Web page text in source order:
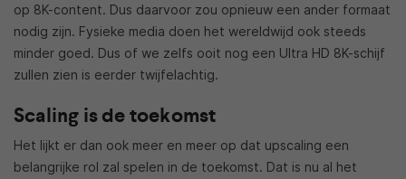
op 8K-content. Dus daarvoor zou opnieuw een ander formaat
nodig zijn. Fysieke media doen het wereldwijd ook steeds
minder goed. Dus of we zelfs ooit nog een Ultra HD 8K-schijf
zullen zien is eerder twijfelachtig.
Scaling is de toekomst
Het lijkt er dan ook meer en meer op dat upscaling een
belangrijke rol zal spelen in de toekomst. Dat is nu al het